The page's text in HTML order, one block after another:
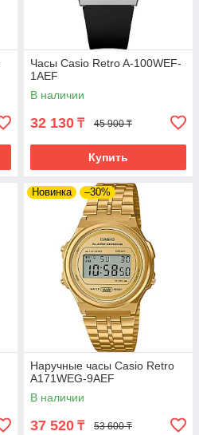
Часы Casio Retro A-100WEF-
1AEF
В наличии
32 130 ₸ 45 900 ₸
Купить
Новинка –30%
Наручные часы Casio Retro
A171WEG-9AEF
В наличии
37 520 ₸ 53 600 ₸